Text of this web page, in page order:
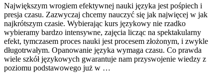
Największym wrogiem efektywnej nauki języka jest pośpiech i
presja czasu. Zazwyczaj chcemy nauczyć się jak najwięcej w jak
najkrótszym czasie. Wybierając kurs językowy nie rzadko
wybieramy bardzo intensywne, zajęcia licząc na spektakularny
efekt, tymczasem proces nauki jest procesem złożonym, i zwykle
długotrwałym. Opanowanie języka wymaga czasu. Co prawda
wiele szkół językowych gwarantuje nam przyswojenie wiedzy z
poziomu podstawowego już w …